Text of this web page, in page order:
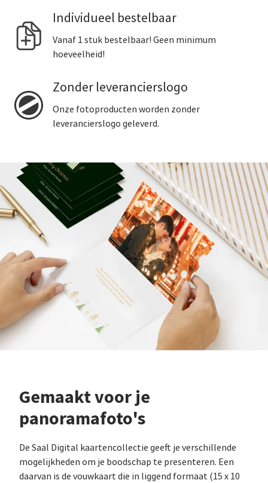
Individueel bestelbaar
Vanaf 1 stuk bestelbaar! Geen minimum
hoeveelheid!
Zonder leverancierslogo
Onze fotoproducten worden zonder
leverancierslogo geleverd.
Gemaakt voor je
panoramafoto's
De Saal Digital kaartencollectie geeft je verschillende
mogelijkheden om je boodschap te presenteren. Een
daarvan is de vouwkaart die in liggend formaat (15 x 10